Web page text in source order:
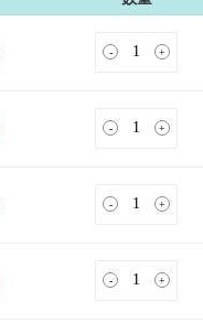
- +
- +
- +
- +